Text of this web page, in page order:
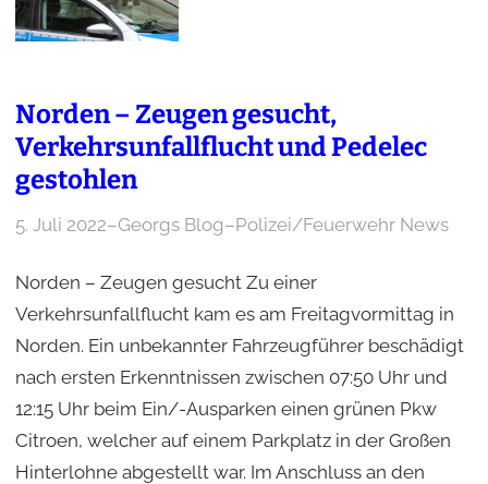
Norden – Zeugen gesucht,
Verkehrsunfallflucht und Pedelec
gestohlen
5. Juli 2022–Georgs Blog–Polizei/Feuerwehr News
Norden – Zeugen gesucht Zu einer
Verkehrsunfallflucht kam es am Freitagvormittag in
Norden. Ein unbekannter Fahrzeugführer beschädigt
nach ersten Erkenntnissen zwischen 07:50 Uhr und
12:15 Uhr beim Ein/-Ausparken einen grünen Pkw
Citroen, welcher auf einem Parkplatz in der Großen
Hinterlohne abgestellt war. Im Anschluss an den